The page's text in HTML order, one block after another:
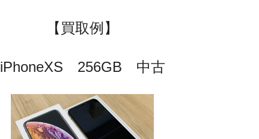
【買取例】
iPhoneXS 256GB 中古